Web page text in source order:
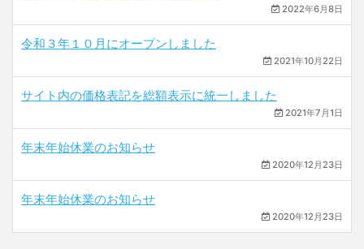
2022年6月8日
令和３年１０月にオープンしました
2021年10月22日
サイト内の価格表記を総額表示に統一しました
2021年7月1日
年末年始休業のお知らせ
2020年12月23日
年末年始休業のお知らせ
2020年12月23日